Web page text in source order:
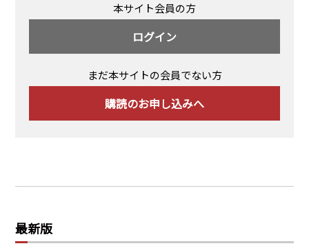
本サイト会員の方
ログイン
まだ本サイトの会員でない方
購読のお申し込みへ
最新版